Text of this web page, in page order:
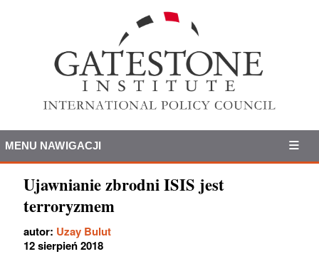
MENU NAWIGACJI
Ujawnianie zbrodni ISIS jest
terroryzmem
autor: Uzay Bulut
12 sierpień 2018